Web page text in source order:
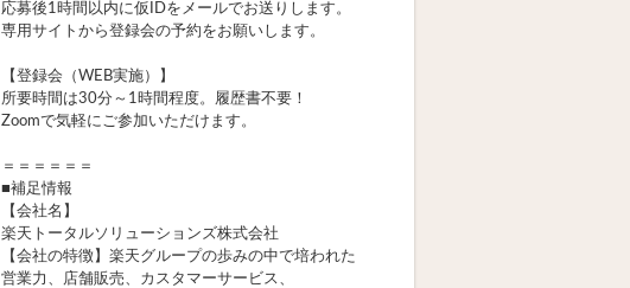
応募後1時間以内に仮IDをメールでお送りします。
専用サイトから登録会の予約をお願いします。
【登録会（WEB実施）】
所要時間は30分～1時間程度。履歴書不要！
Zoomで気軽にご参加いただけます。
＝＝＝＝＝＝
■補足情報
【会社名】
楽天トータルソリューションズ株式会社
【会社の特徴】楽天グループの歩みの中で培われた
営業力、店舗販売、カスタマーサービス、